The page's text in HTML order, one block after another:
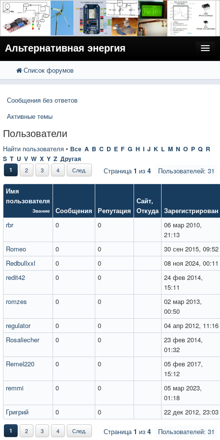
Альтернативная энергия
FAQ
Вход
Расширенный поиск
Список форумов
Сообщения без ответов
Активные темы
Пользователи
Найти пользователя • Все A B C D E F G H I J K L M N O P Q R
S T U V W X Y Z Другая
Пользователей: 31
1 2 3 4 След. Страница1 из 4
Имя
пользователя
Звание Сообщения Репутация
Сайт,
Откуда Зарегистрирован
rbr
0 0
06 мар 2010,
21:13
Romeo
0 0
30 сен 2015, 09:52
Redbullxxl
0 0
08 ноя 2024, 00:11
redit42
0 0
24 фев 2014,
15:11
romzes
0 0
02 мар 2013,
00:50
regulator
0 0
04 апр 2012, 11:16
Rosaliecher
0 0
23 фев 2014,
01:32
Remel220
0 0
05 фев 2017,
15:12
remmi
0 0
05 мар 2023,
01:18
Григрий
0 0 22 дек 2012, 23:03
Пользователей: 31
1 2 3 4 След. Страница1 из 4